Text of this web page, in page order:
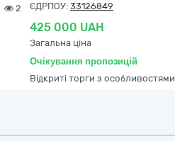
2
ЄДРПОУ: 33126849
425 000 UAH
Загальна ціна
Очікування пропозицій
Відкриті торги з особливостями